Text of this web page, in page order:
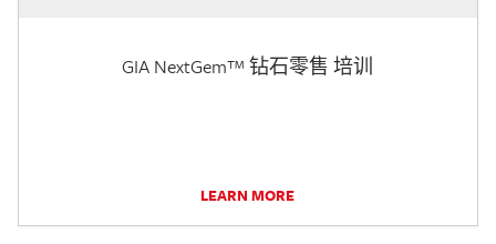
GIA NextGem™ 钻石零售 培训
LEARN MORE